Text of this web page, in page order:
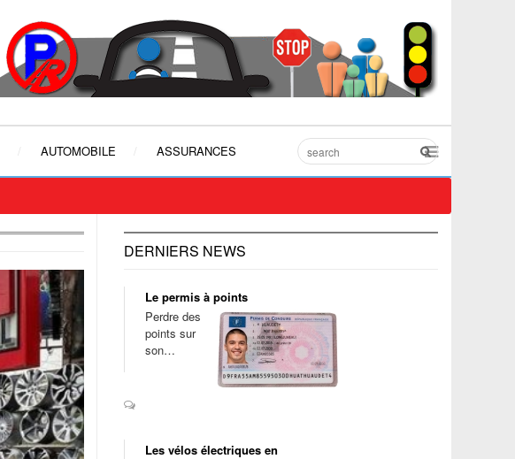
AUTOMOBILE ASSURANCES
DERNIERS NEWS
Le permis à points
Perdre des
points sur
son…
Les vélos électriques en